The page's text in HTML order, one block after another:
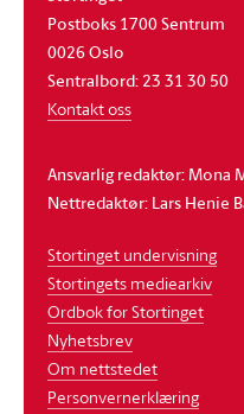
Postboks 1700 Sentrum
0026 Oslo
Sentralbord: 23 31 30 50
Kontakt oss
Ansvarlig redaktør: Mona
Nettredaktør: Lars Henie
Stortinget undervisning
Stortingets mediearkiv
Ordbok for Stortinget
Nyhetsbrev
Om nettstedet
Personvernerklæring